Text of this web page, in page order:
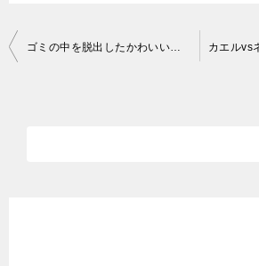
投
ゴミの中を脱出したかわいい子猫たちが行方不明だったので母猫にちゅ～るとカルカン(kalkan)とシーバ(Sheba)を給餌したらうまそうに食べた 野良猫 感動猫動画